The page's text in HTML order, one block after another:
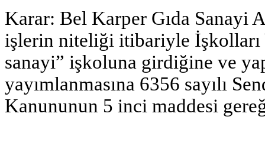
Karar: Bel Karper Gıda Sanayi
işlerin niteliği itibariyle İşkolları
sanayi” işkoluna girdiğine ve
yayımlanmasına 6356 sayılı
Kanununun 5 inci maddesi